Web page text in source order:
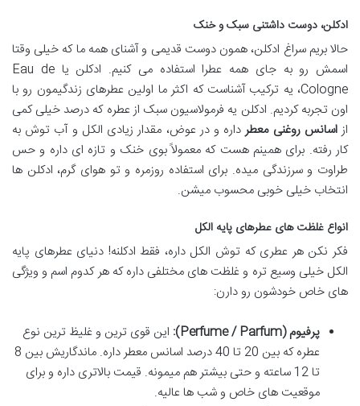
ادکلن، دوست داشتنی سبک و خنک
حالا بریم سراغ ادکلن، همون دوست قدیمی و آشنای همه ما که خیلی وقتا
اسمش رو به جای همه عطرا استفاده می کنیم. ادکلن یا Eau de
Cologne، یه ترکیب آشناست که اکثر ما اولین عطرهای زندگیمون رو با
اون تجربه کردیم. ادکلن یه فرمولاسیون سبک از عطره که درصد خیلی کمی
ازاسانس روغنی معطرداره و در عوض، مقدار زیادی الکل و آب توش به
کار رفته. برای همینم هست که معمولاً بوی خنک و تازه ای داره و حس
طراوت و سرزندگی میده. برای استفاده روزمره و تو هوای گرم، ادکلن ها
انتخاب خیلی خوبی محسوب میشن.
انواع غلظت های عطرهای پایه الکل
فکر نکن هر عطری که توش الکل داره، فقط ادکلنه! دنیای عطرهای پایه
الکل خیلی وسیع تره و غلظت های مختلفی داره که هر کدوم اسم و ویژگی
های خاص خودشون رو دارن:
پرفیوم (Perfume / Parfum):
این قوی ترین و غلیظ ترین نوع
عطره که بین 20 تا 40 درصد اسانس معطر داره. ماندگاریش بین 8
تا 12 ساعته و حتی بیشتر هم میمونه. قیمت بالاتری داره و برای
موقعیت های خاص و شب ها عالیه.